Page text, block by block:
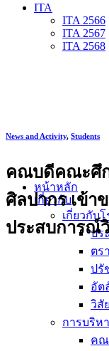
ITA
ITA 2566
ITA 2567
ITA 2568
หน้าหลัก
เกี่ยวกับ
เกี่ยวกับโ
ปร
ตร
ปรั
อัต
วิสั
การบริห
คณ
News and Activity, Students
คณบดีคณะศึก
ศิลปากร เข้
ประสบการณ์